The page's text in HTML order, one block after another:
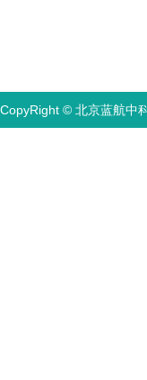
CopyRight © 北京蓝航中